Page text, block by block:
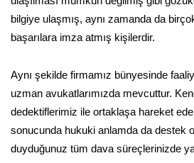
bilgiye ulaşmış, aynı zamanda da
başarılara imza atmış kişilerdir.
Aynı şekilde firmamız bünyesinde
uzman avukatlarımızda mevcuttur.
dedektiflerimiz ile ortaklaşa hareket
sonucunda hukuki anlamda da destek
duyduğunuz tüm dava süreçlerinizde